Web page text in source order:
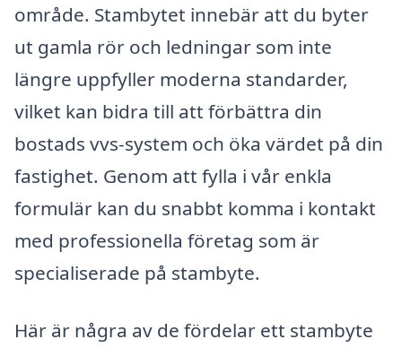
område. Stambytet innebär att du byter
ut gamla rör och ledningar som inte
längre uppfyller moderna standarder,
vilket kan bidra till att förbättra din
bostads vvs-system och öka värdet på din
fastighet. Genom att fylla i vår enkla
formulär kan du snabbt komma i kontakt
med professionella företag som är
specialiserade på stambyte.
Här är några av de fördelar ett stambyte